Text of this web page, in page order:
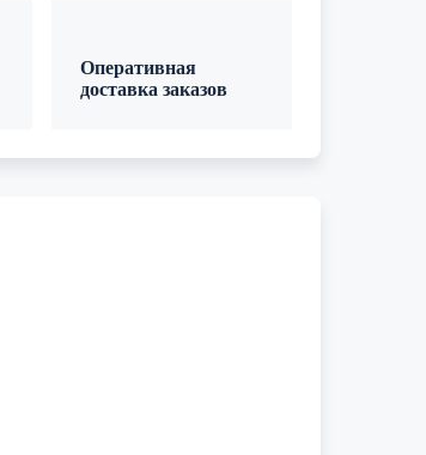
Оперативная
доставка заказов